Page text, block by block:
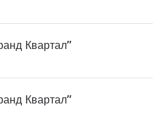
Квартал"
Квартал"